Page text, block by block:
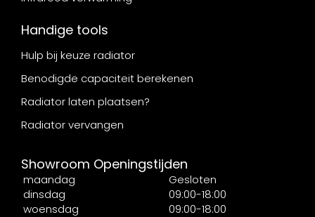
Handige tools
Hulp bij keuze radiator
Benodigde capaciteit berekenen
Radiator laten plaatsen?
Radiator vervangen
Showroom Openingstijden
maandag
Gesloten
dinsdag
09:00-18:00
woensdag
09:00-18:00